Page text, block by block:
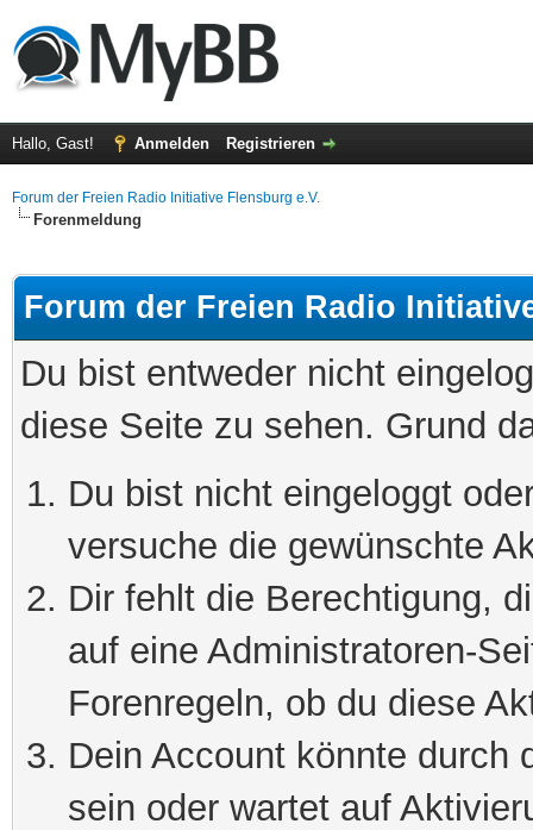
Hallo, Gast! Anmelden Registrieren
Forum der Freien Radio Initiative Flensburg e.V.
Forenmeldung
Forum der Freien Radio
Du bist entweder nicht
diese Seite zu sehen. Grund
Du bist nicht eingeloggt
versuche die gewünschte
Dir fehlt die Berechtigung,
auf eine Administratoren-
Forenregeln, ob du diese
Dein Account könnte durch
sein oder wartet auf